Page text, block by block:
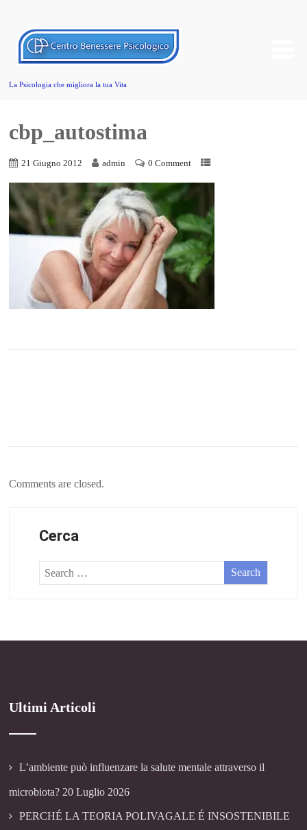
La Psicologia che migliora la tua Vita
cbp_autostima
21 Giugno 2012 admin 0 Comment
Comments are closed.
Cerca
Ultimi Articoli
L’ambiente può influenzare la salute mentale attraverso il
microbiota? 20 Luglio 2026
PERCHÉ LA TEORIA POLIVAGALE É INSOSTENIBILE